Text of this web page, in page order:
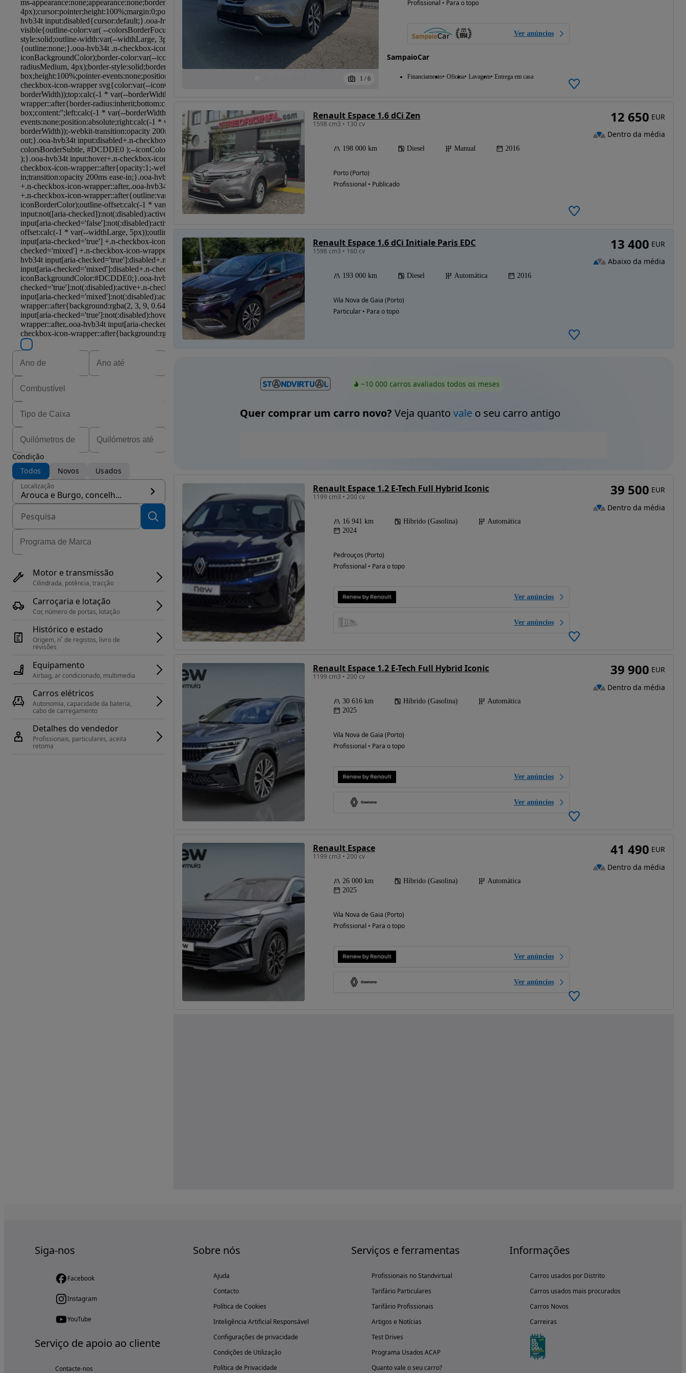
Possibilidade de
Condição
Todos
Novos Usados
Localização
Arouca e Burgo, concelho Arouca
Motor e transmissão
Cilindrada, potência, tracção
Carroçaria e lotação
Cor, número de portas, lotação
Histórico e estado
Origem, n˚ de registos, livro de
revisões
Equipamento
Airbag, ar condicionado, multimedia
Carros elétricos
Autonomia, capacidade da bateria,
cabo de carregamento
Detalhes do vendedor
Profissionais, particulares, aceita
retoma
1 / 6
Profissional • Para o topo
Ver anúncios
SampaioCar
Financiamento Oficina Lavagem Entrega em casa
Renault Espace 1.6 dCi Zen
1598 cm3 • 130 cv
198 000 km Diesel Manual 2016
Porto (Porto)
Profissional • Publicado
12 650 EUR
Dentro da média
Renault Espace 1.6 dCi Initiale Paris EDC
1598 cm3 • 160 cv
193 000 km Diesel Automática 2016
Vila Nova de Gaia (Porto)
Particular • Para o topo
13 400 EUR
Abaixo da média
~10 000 carros avaliados todos os meses
Quer comprar um carro novo? Veja quanto valeo seu carro antigo
Renault Espace 1.2 E-Tech Full Hybrid Iconic
1199 cm3 • 200 cv
16 941 km Híbrido (Gasolina)
Automática
2024
Pedrouços (Porto)
Profissional • Para o topo
Ver anúncios
Ver anúncios
39 500 EUR
Dentro da média
Renault Espace 1.2 E-Tech Full Hybrid Iconic
1199 cm3 • 200 cv
30 616 km Híbrido (Gasolina)
Automática
2025
Vila Nova de Gaia (Porto)
Profissional • Para o topo
Ver anúncios
Ver anúncios
39 900 EUR
Dentro da média
Renault Espace
1199 cm3 • 200 cv
26 000 km Híbrido (Gasolina)
Automática
2025
Vila Nova de Gaia (Porto)
Profissional • Para o topo
Ver anúncios
Ver anúncios
41 490 EUR
Dentro da média
Siga-nos
Facebook
Instagram
YouTube
Serviço de apoio ao cliente
Contacte-nos
Sobre nós
Ajuda
Contacto
Política de Cookies
Inteligência Artificial Responsável
Configurações de privacidade
Condições de Utilização
Política de Privacidade
Serviços e ferramentas
Profissionais no Standvirtual
Tarifário Particulares
Tarifário Profissionais
Artigos e Notícias
Test Drives
Programa Usados ACAP
Quanto vale o seu carro?
Informações
Carros usados por Distrito
Carros usados mais procurados
Carros Novos
Carreiras